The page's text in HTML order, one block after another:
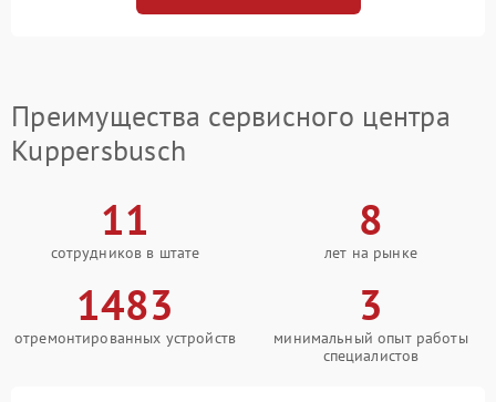
Преимущества сервисного центра
Kuppersbusch
11
сотрудников в штате
8
лет на рынке
1483
отремонтированных устройств
3
минимальный опыт работы
специалистов